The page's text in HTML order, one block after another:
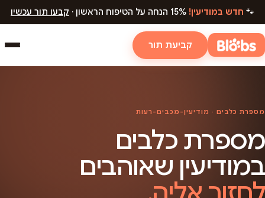
🐾 חדש במודיעין! קבעו תור עכשיו
קביעת תור
מספרת כלבים · מודיעין-מכבים-רעות
מספרת כלבים
במודיעין שאוהבים